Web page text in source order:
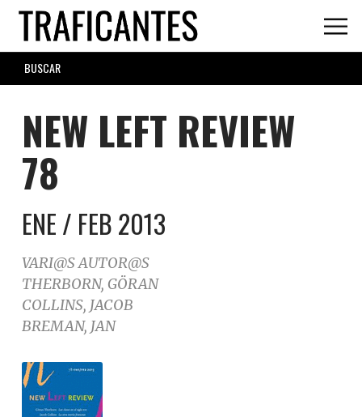
Skip
main
content
SEARCH
FORM
NEW LEFT REVIEW
78
ENE / FEB 2013
VARI@S AUTOR@S
THERBORN, GÖRAN
COLLINS, JACOB
BREMAN, JAN